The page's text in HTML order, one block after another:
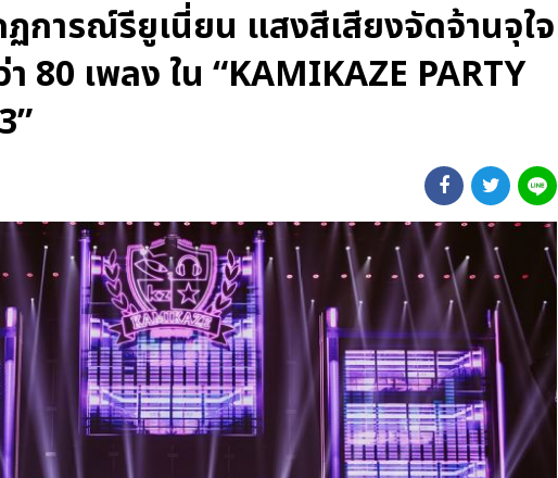
การณ์รียูเนี่ยน แสงสีเสียงจัดจ้านจุใจ
80 เพลง ใน “KAMIKAZE PARTY